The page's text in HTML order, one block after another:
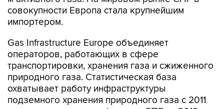
Gas Infrastructure Europe объединяет
транспортировки, хранения газа и сжиженного
природного газа. Статистическая база
охватывает работу инфраструктуры
подземного хранения природного газа с 2011
года, приема и регазификации СПГ - с 2012
года.